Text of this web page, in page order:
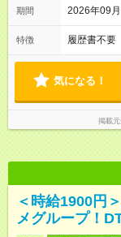
期間 2026年09
特徴 履歴書不要
気になる！
掲載
＜時給1900円
メグループ！